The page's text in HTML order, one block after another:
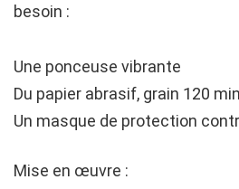
besoin :
Une ponceuse vibrante
Du papier abrasif, grain 120
Un masque de protection
Mise en œuvre :